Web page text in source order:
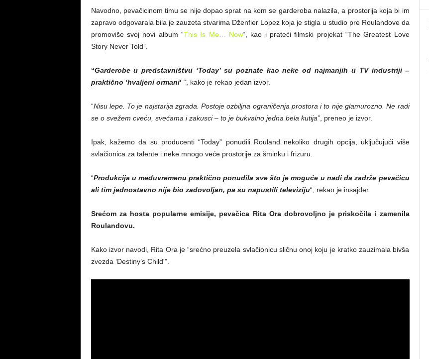
Navodno, pevačicinom timu se nije dopao sprat na kom se garderoba nalazila, a prostorija koja bi im
zapravo odgovarala bila je zauzeta stvarima Dženfier Lopez koja je stigla u studio pre Roulandove da
promoviše svoj novi album “This Is Me… Now“, kao i prateći filmski projekat “The Greatest Love
Story Never Told”.
“Garderobe u predstavništvu ‘Today’ su poznate kao neke od najmanjih u TV industriji –
praktično ‘hvaljeni ormani‘ “, kako je rekao jedan izvor.
“Nisu lepe. To je najstarija zgrada. Postoje ozbiljna ograničenja prostora i to nije glamurozno. Ne radi
se o svežem cveću, svećama i zakusci – to je bukvalno jedna bela kutija”, preneo je izvor.
Ipak, kažemo da su producenti “Today” ponudili Rouland nekoliko drugih opcija, uključujući više
svlačionica za talente i neke mnogo veće prostorije za šminku i frizuru.
“Produkcija u međuvremenu praktično ponudila sve što je moguće u nadi da zadrže pevačicu
ali tim jednostavno nije bio zadovoljan, pa su napustili televiziju“, rekao je insajder.
Srećom za hosta popularne emisije, pevačica Rita Ora dobrovoljno je priskočila i zamenila
Roulandovu.
Kako izvor navodi, Rita Ora je “srećno preuzela svlačionicu sličnu onoj koju je kratko zauzimala bivša
zvezda ‘Destiny’s Child'”.